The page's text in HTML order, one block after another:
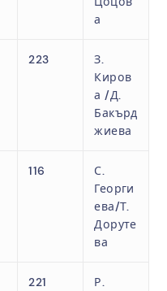
а
223
З.
Киров
а /Д.
Бакърд
жиева
116
С.
Георги
ева/Т.
Доруте
ва
221
Р.